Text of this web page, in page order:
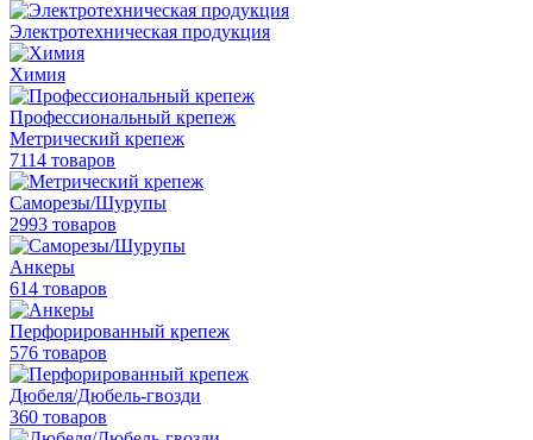
Электротехническая продукция
Химия
Профессиональный крепеж
Метрический крепеж
7114 товаров
Саморезы/Шурупы
2993 товаров
Анкеры
614 товаров
Перфорированный крепеж
576 товаров
Дюбеля/Дюбель-гвозди
360 товаров